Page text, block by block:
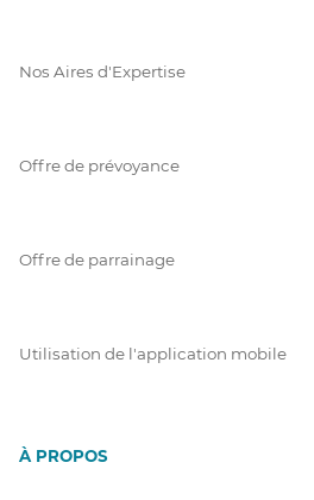
Nos Aires d'Expertise
Offre de prévoyance
Offre de parrainage
Utilisation de l'application mobile
À PROPOS